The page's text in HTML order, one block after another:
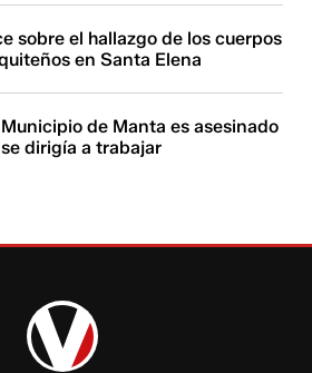
sobre el hallazgo de los cuerpos
en Santa Elena
de Manta es asesinado
dirigía a trabajar